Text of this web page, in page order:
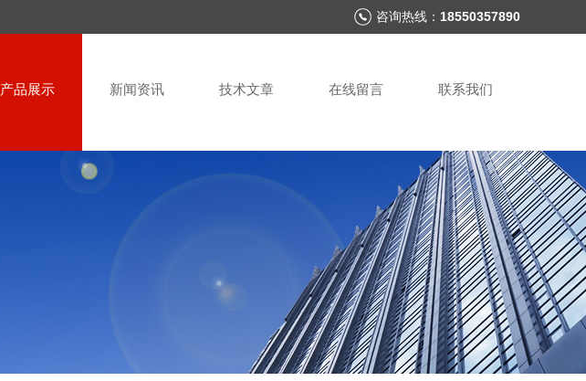
咨询热线： 18550357890
产品展示 新闻资讯 技术文章 在线留言 联系我们